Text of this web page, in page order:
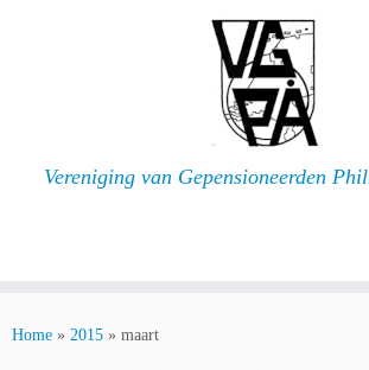
Vereniging van Gepensioneerden
Home » 2015 » maart